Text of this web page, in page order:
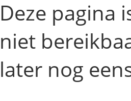
Deze pagina
niet
later nog